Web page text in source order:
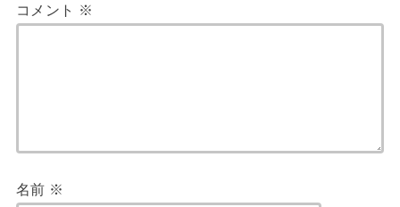
コメント ※
名前 ※